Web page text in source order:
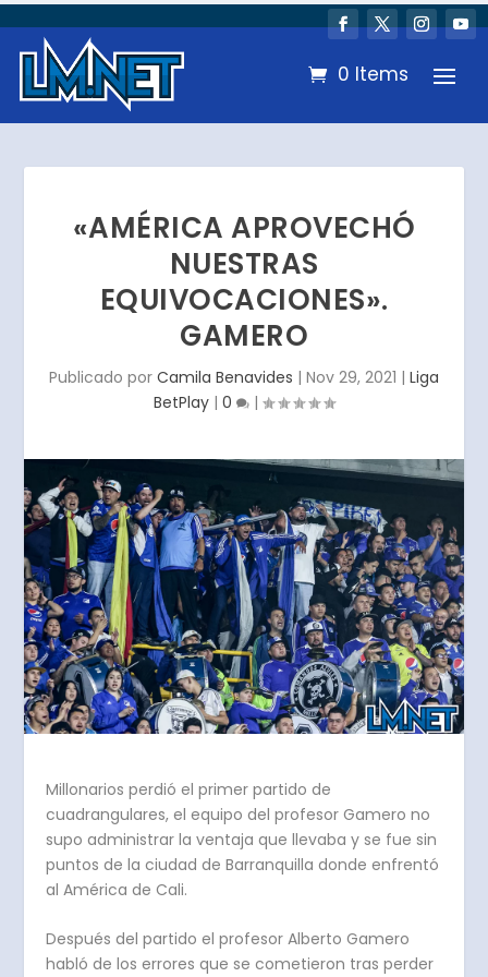
0 Items
«AMÉRICA APROVECHÓ
NUESTRAS
EQUIVOCACIONES».
GAMERO
Publicado por Camila Benavides | Nov 29, 2021 | Liga
BetPlay | 0 |
Millonarios perdió el primer partido de
cuadrangulares, el equipo del profesor Gamero no
supo administrar la ventaja que llevaba y se fue sin
puntos de la ciudad de Barranquilla donde enfrentó
al América de Cali.
Después del partido el profesor Alberto Gamero
habló de los errores que se cometieron tras perder